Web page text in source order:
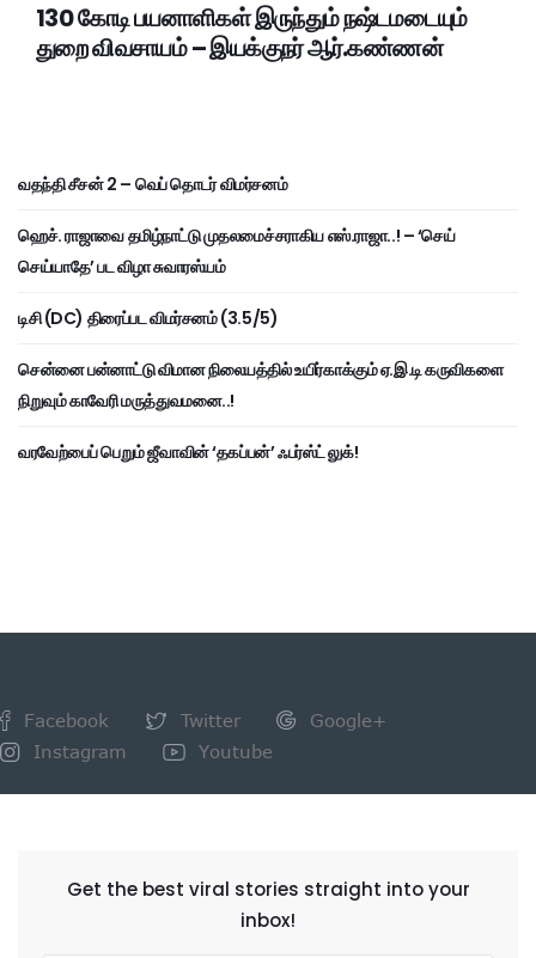
130 கோடி பயனாளிகள் இருந்தும் நஷ்டமடையும்
துறை விவசாயம் – இயக்குநர் ஆர்.கண்ணன்
வதந்தி சீசன் 2 – வெப் தொடர் விமர்சனம்
ஹெச். ராஜாவை தமிழ்நாட்டு முதலமைச்சராகிய எஸ்.ராஜா..! – ‘செய்
செய்யாதே’ பட விழா சுவாரஸ்யம்
டிசி (DC) திரைப்பட விமர்சனம் (3.5/5)
சென்னை பன்னாட்டு விமான நிலையத்தில் உயிர்காக்கும் ஏ.இ.டி கருவிகளை
நிறுவும் காவேரி மருத்துவமனை..!
வரவேற்பைப் பெறும் ஜீவாவின் ‘தகப்பன்’ ஃபர்ஸ்ட் லுக்!
Facebook Twitter
Google+
Instagram
Youtube
Get the best viral stories straight into your
inbox!